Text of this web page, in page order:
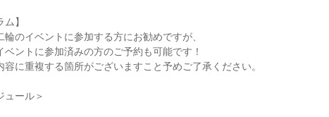
】
輪のイベントに参加する方にお勧めですが、
ベントに参加済みの方のご予約も可能です！
に重複する箇所がございますこと予めご了承ください。
ュール＞